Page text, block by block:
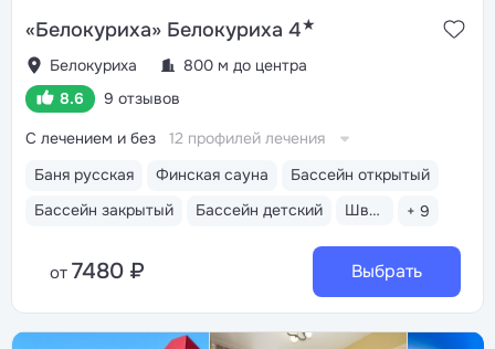
«Белокуриха» Белокуриха 4★
Белокуриха
800 м до центра
8.6
9 отзывов
Баня русская Финская сауна
Бассейн открытый
Бассейн закрытый
Бассейн детский Шведский стол + 9
С лечением и без 12 профилей лечения
от 7480 ₽ Выбрать